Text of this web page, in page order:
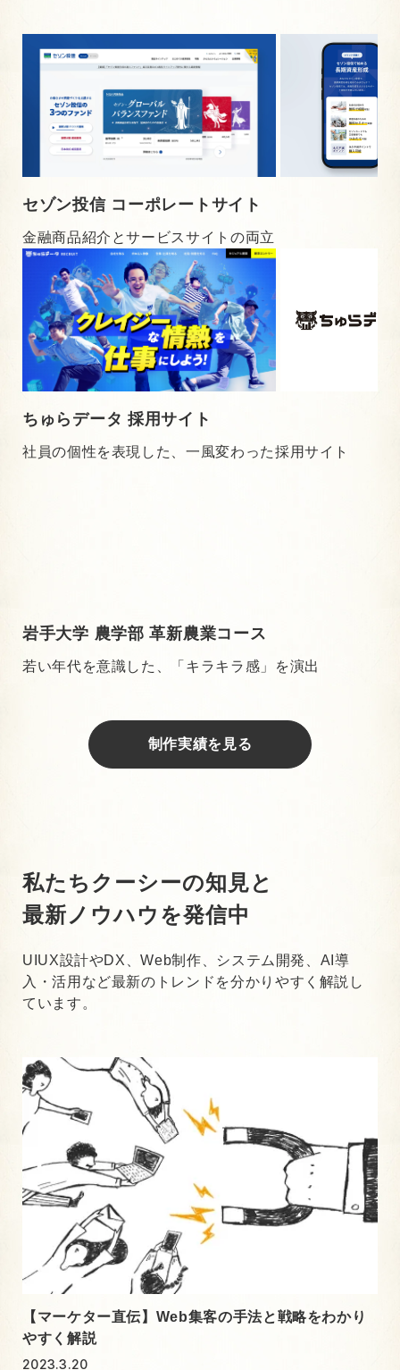
セゾン投信 コーポレートサイト
金融商品紹介とサービスサイトの両立
ちゅらデータ 採用サイト
社員の個性を表現した、一風変わった採用サイト
岩手大学 農学部 革新農業コース
若い年代を意識した、「キラキラ感」を演出
制作実績を見る
私たちクーシーの知見と
最新ノウハウを発信中
UIUX設計やDX、Web制作、システム開発、AI導
入・活用など最新のトレンドを分かりやすく解説し
ています。
【マーケター直伝】Web集客の手法と戦略をわかり
やすく解説
2023.3.20